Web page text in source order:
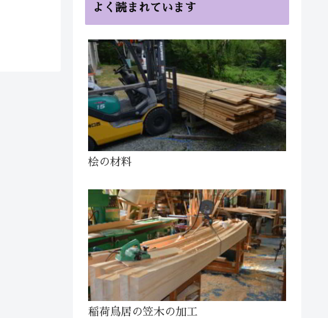
よく読まれています
桧の材料
稲荷鳥居の笠木の加工